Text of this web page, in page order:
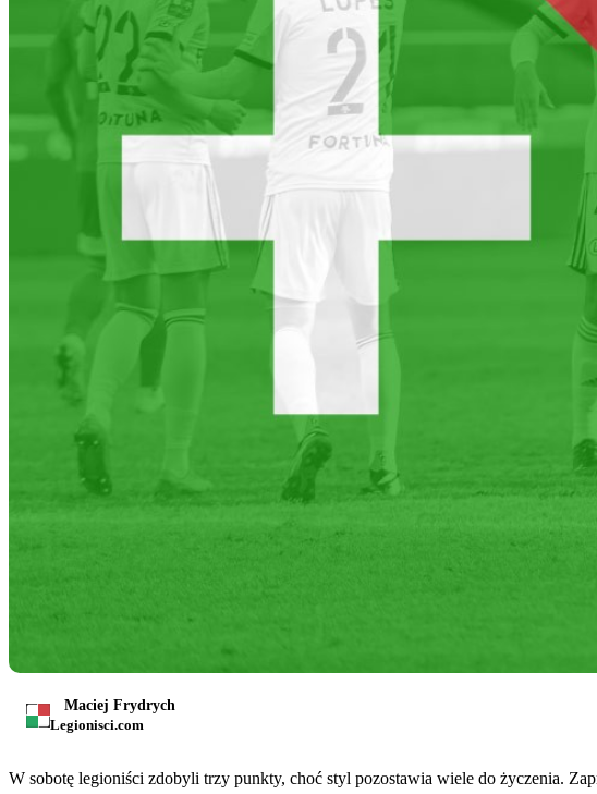
Maciej Frydrych
Legionisci.com
W sobotę legioniści zdobyli trzy punkty, choć styl pozostawia wiele do życzenia.